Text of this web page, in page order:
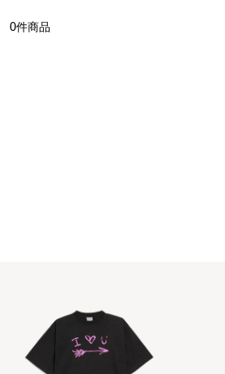
0件商品